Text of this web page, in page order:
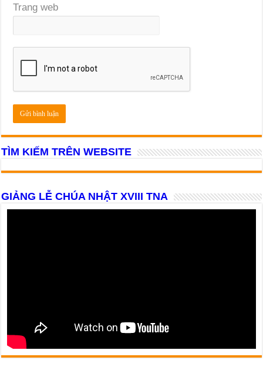
Trang web
TÌM KIẾM TRÊN WEBSITE
GIẢNG LỄ CHÚA NHẬT XVIII TNA